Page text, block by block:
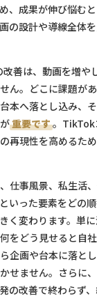
、成果が伸び悩む
の設計や導線全体
善は、動画を増や
ん。どこに課題が
本へ落とし込み、
重要です。TikTok
再現性を高めるた
仕事風景、私生活、
いった要素をどの
く変わります。単
をどう見せると自
企画や台本に落と
せません。さらに
の改善で終わらず